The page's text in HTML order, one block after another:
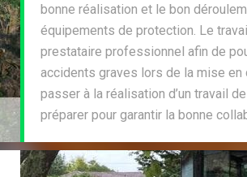
bonne réalisation et le bon
équipements de protection. Le
prestataire professionnel afin de
accidents graves lors de la mise
passer à la réalisation d’un travail
préparer pour garantir la bonne